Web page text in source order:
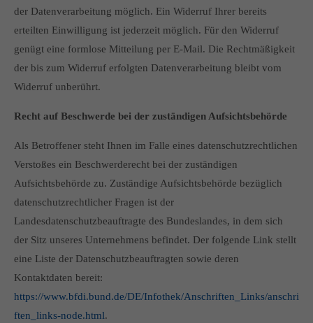
info@yourdomain.com
About us
Lorem ipsum dolor sit amet, consectetuer adipiscing elit.
sociis natoque penatibus et magnis dis parturient montes,
der Datenverarbeitung möglich. Ein Widerruf Ihrer bereits
erteilten Einwilligung ist jederzeit möglich. Für den Widerruf
genügt eine formlose Mitteilung per E-Mail. Die Rechtmäßigkeit
der bis zum Widerruf erfolgten Datenverarbeitung bleibt vom
Widerruf unberührt.
Recht auf Beschwerde bei der zuständigen Aufsichtsbehörde
Als Betroffener steht Ihnen im Falle eines datenschutzrechtlichen
Verstoßes ein Beschwerderecht bei der zuständigen
Aufsichtsbehörde zu. Zuständige Aufsichtsbehörde bezüglich
datenschutzrechtlicher Fragen ist der
Landesdatenschutzbeauftragte des Bundeslandes, in dem sich
der Sitz unseres Unternehmens befindet. Der folgende Link stellt
eine Liste der Datenschutzbeauftragten sowie deren
Kontaktdaten bereit:
https://www.bfdi.bund.de/DE/Infothek/Anschriften_Links/anschri
ften_links-node.html.